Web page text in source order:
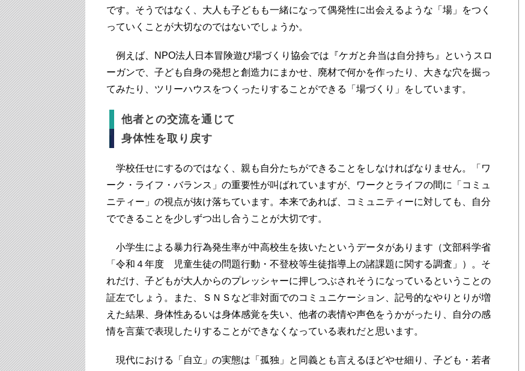
です。そうではなく、大人も子どもも一緒になって偶発性に出会えるような「場」をつく
っていくことが大切なのではないでしょうか。
例えば、NPO法人日本冒険遊び場づくり協会では『ケガと弁当は自分持ち』というスロ
ーガンで、子ども自身の発想と創造力にまかせ、廃材で何かを作ったり、大きな穴を掘っ
てみたり、ツリーハウスをつくったりすることができる「場づくり」をしています。
他者との交流を通じて
身体性を取り戻す
学校任せにするのではなく、親も自分たちができることをしなければなりません。「ワ
ーク・ライフ・バランス」の重要性が叫ばれていますが、ワークとライフの間に「コミュ
ニティー」の視点が抜け落ちています。本来であれば、コミュニティーに対しても、自分
でできることを少しずつ出し合うことが大切です。
小学生による暴力行為発生率が中高校生を抜いたというデータがあります（文部科学省
「令和４年度 児童生徒の問題行動・不登校等生徒指導上の諸課題に関する調査」）。そ
れだけ、子どもが大人からのプレッシャーに押しつぶされそうになっているということの
証左でしょう。また、ＳＮＳなど非対面でのコミュニケーション、記号的なやりとりが増
えた結果、身体性あるいは身体感覚を失い、他者の表情や声色をうかがったり、自分の感
情を言葉で表現したりすることができなくなっている表れだと思います。
現代における「自立」の実態は「孤独」と同義とも言えるほどやせ細り、子ども・若者